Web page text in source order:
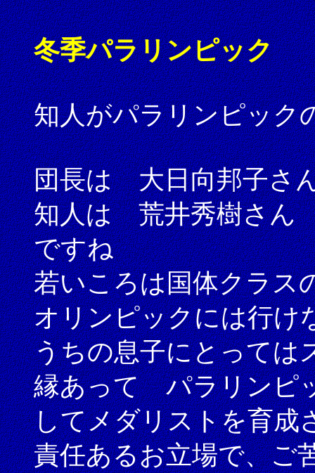
冬季パラリンピック
知人がパラリンピッ
団長は 大日向邦子さ
知人は 荒井秀樹さん
ですね
若いころは国体クラ
オリンピックには行け
うちの息子にとっては
縁あって パラリンピ
してメダリストを育成
責任あるお立場で、ご